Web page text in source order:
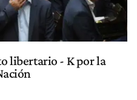
libertario - K por la